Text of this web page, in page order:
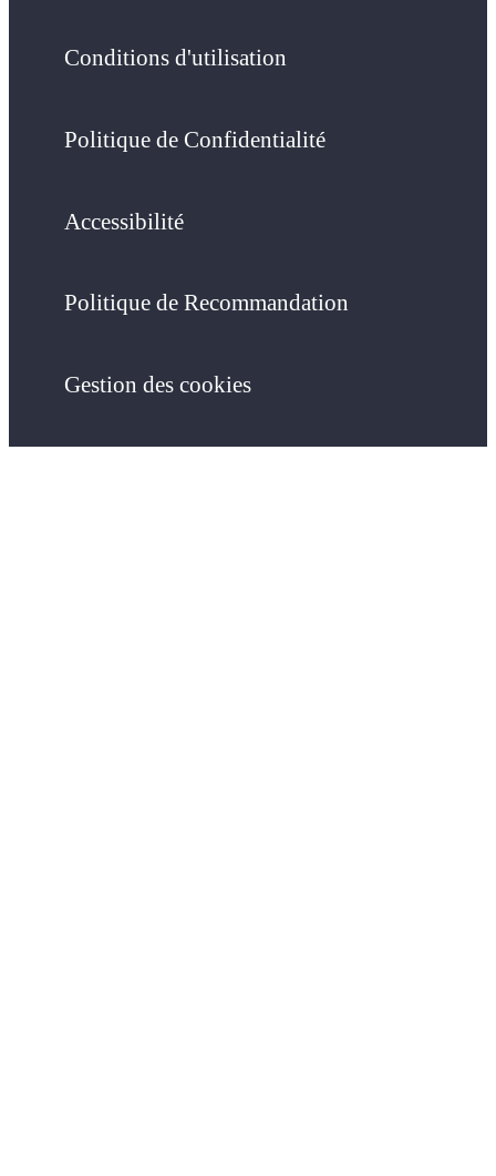
Conditions d'utilisation
Politique de Confidentialité
Accessibilité
Politique de Recommandation
Gestion des cookies